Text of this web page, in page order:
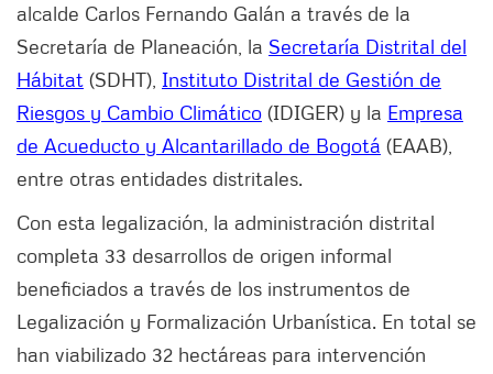
alcalde Carlos Fernando Galán a través de la
Secretaría de Planeación, la Secretaría Distrital del
Hábitat (SDHT), Instituto Distrital de Gestión de
Riesgos y Cambio Climático (IDIGER) y la Empresa
de Acueducto y Alcantarillado de Bogotá (EAAB),
entre otras entidades distritales.
Con esta legalización, la administración distrital
completa 33 desarrollos de origen informal
beneficiados a través de los instrumentos de
Legalización y Formalización Urbanística. En total se
han viabilizado 32 hectáreas para intervención